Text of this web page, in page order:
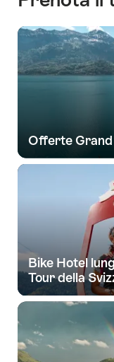
Offerte Grand
Bike Hotel
Tour della